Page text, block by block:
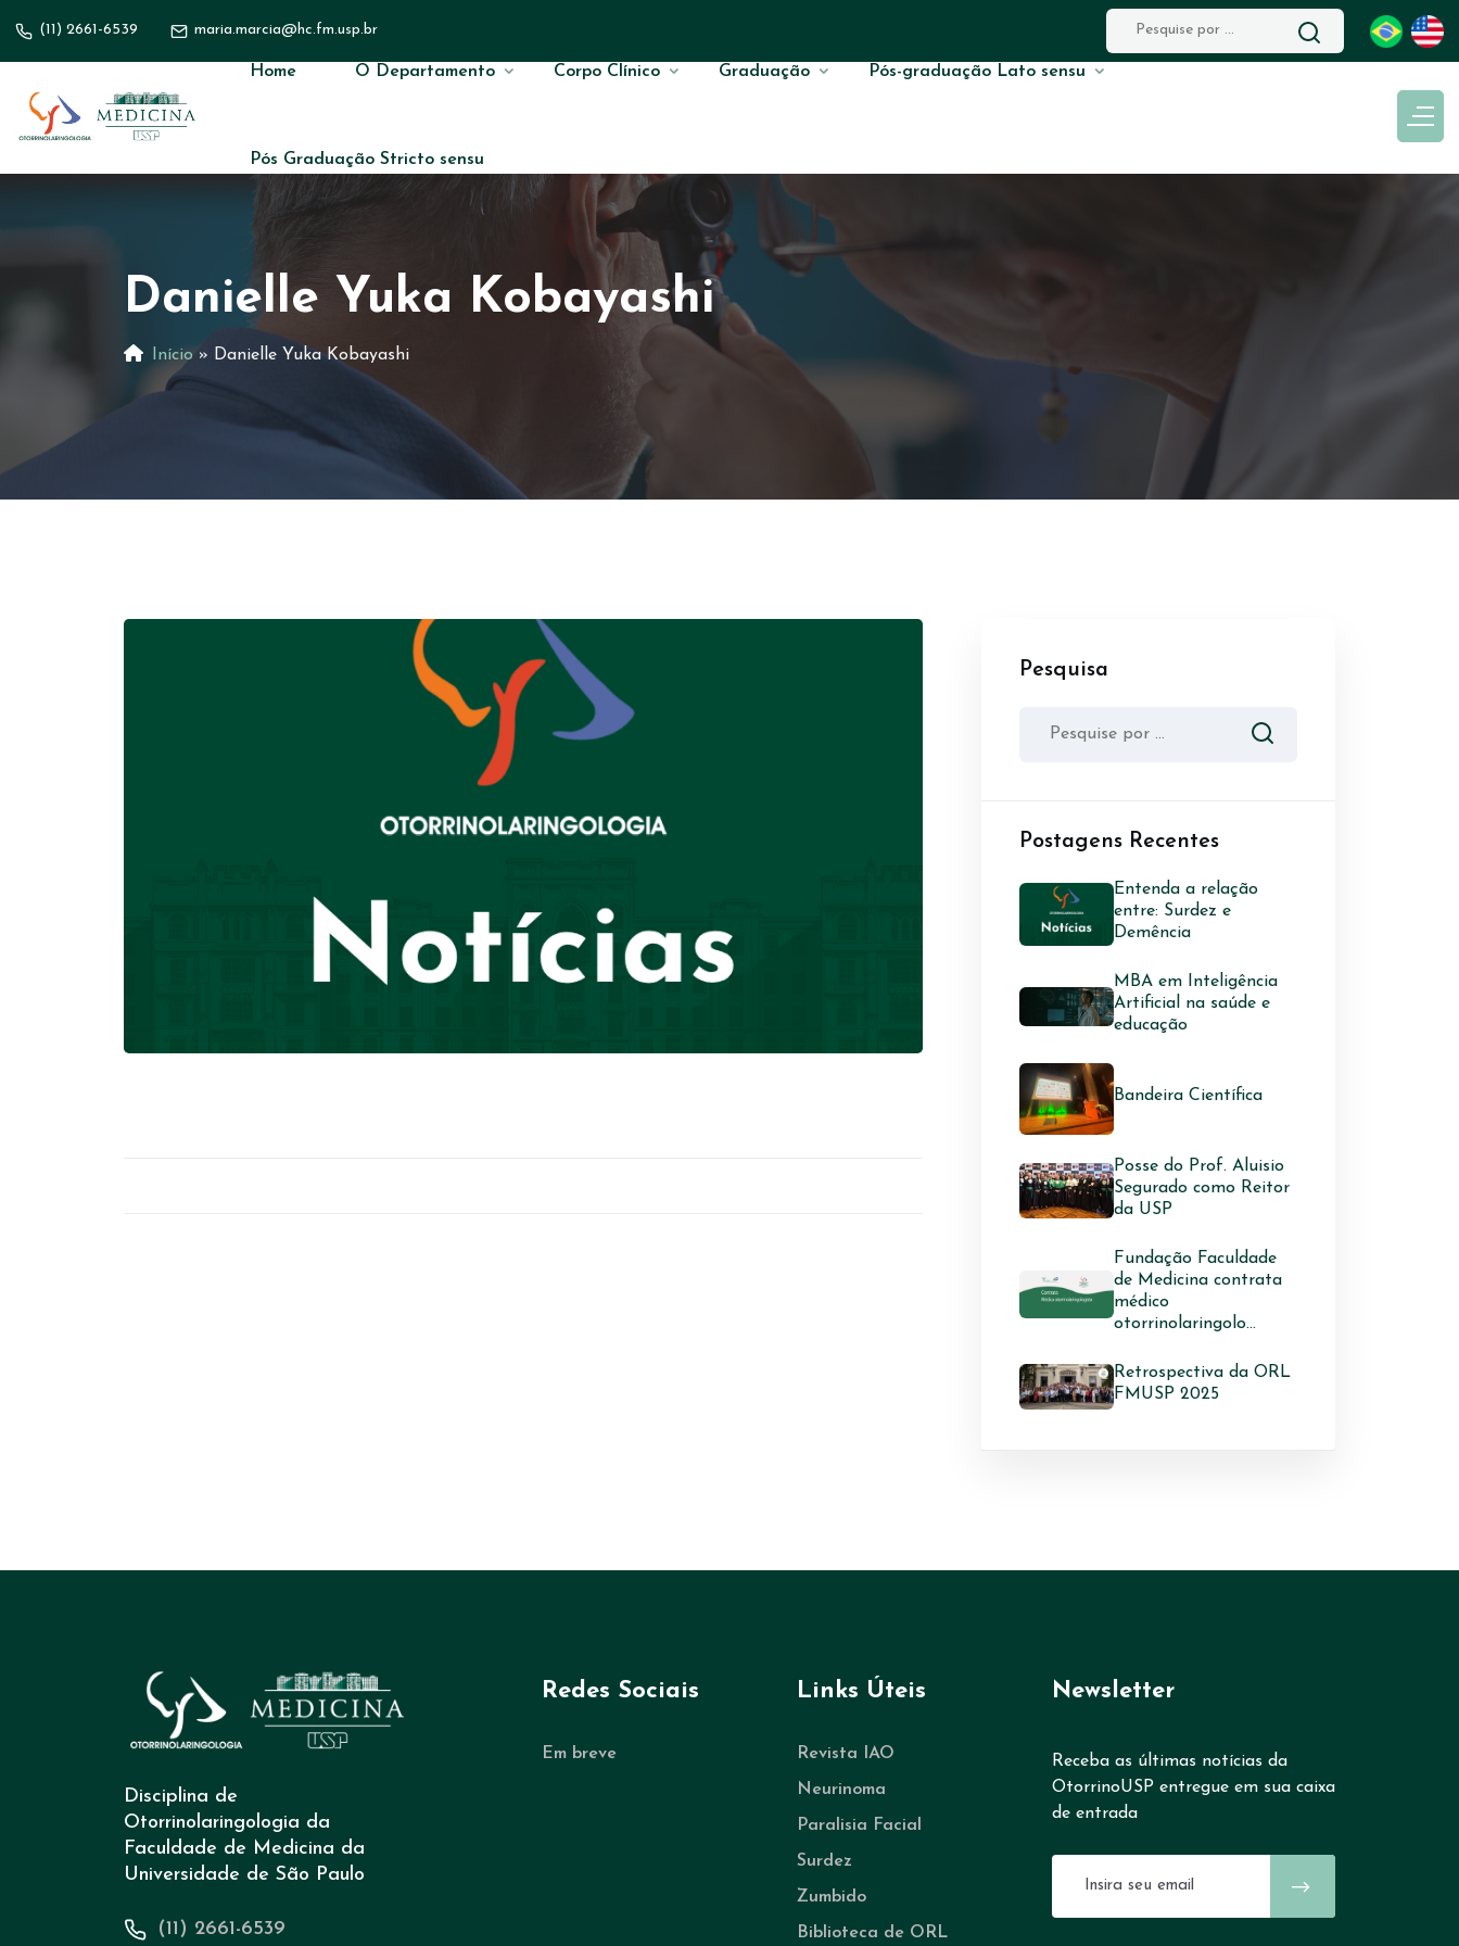
(11) 2661-6539 maria.marcia@hc.fm.usp.br
Home O Departamento Corpo Clínico Graduação Pós-graduação Lato sensu
Pós Graduação Stricto sensu
Danielle Yuka Kobayashi
Início » Danielle Yuka Kobayashi
Pesquisa
Postagens Recentes
Entenda a relação
entre: Surdez e
Demência
MBA em Inteligência
Artificial na saúde e
educação
Bandeira Científica
Posse do Prof. Aluisio
Segurado como Reitor
da USP
Fundação Faculdade
de Medicina contrata
médico
otorrinolaringolo...
Retrospectiva da ORL
FMUSP 2025
Disciplina de
Otorrinolaringologia da
Faculdade de Medicina da
Universidade de São Paulo
(11) 2661-6539
Redes Sociais
Em breve
Links Úteis
Revista IAO
Neurinoma
Paralisia Facial
Surdez
Zumbido
Biblioteca de ORL
Newsletter
Receba as últimas notícias da
OtorrinoUSP entregue em sua caixa
de entrada